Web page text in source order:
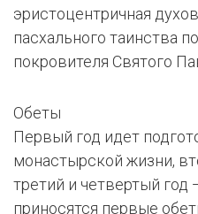
эристоцентричная
пасхального таинства
покровителя Святого
Обеты
Первый год идет
монастырской жизни,
третий и четвертый год
приносятся первые